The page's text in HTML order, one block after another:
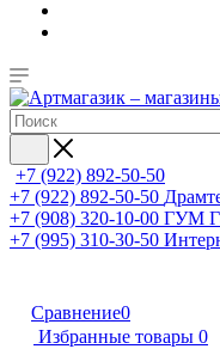
+7 (922) 892-50-50
+7 (922) 892-50-50
+7 (908) 320-10-00 ГУМ
+7 (995) 310-30-50
Сравнение0
Избранные товары 0